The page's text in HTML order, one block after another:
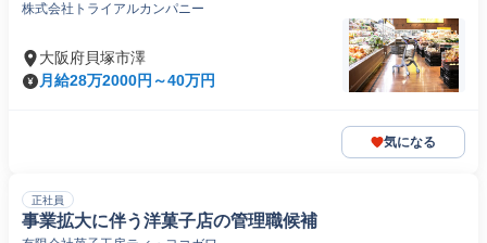
株式会社トライアルカンパニー
大阪府貝塚市澤
月給28万2000円～40万円
気になる
正社員
事業拡大に伴う洋菓子店の管理職候補